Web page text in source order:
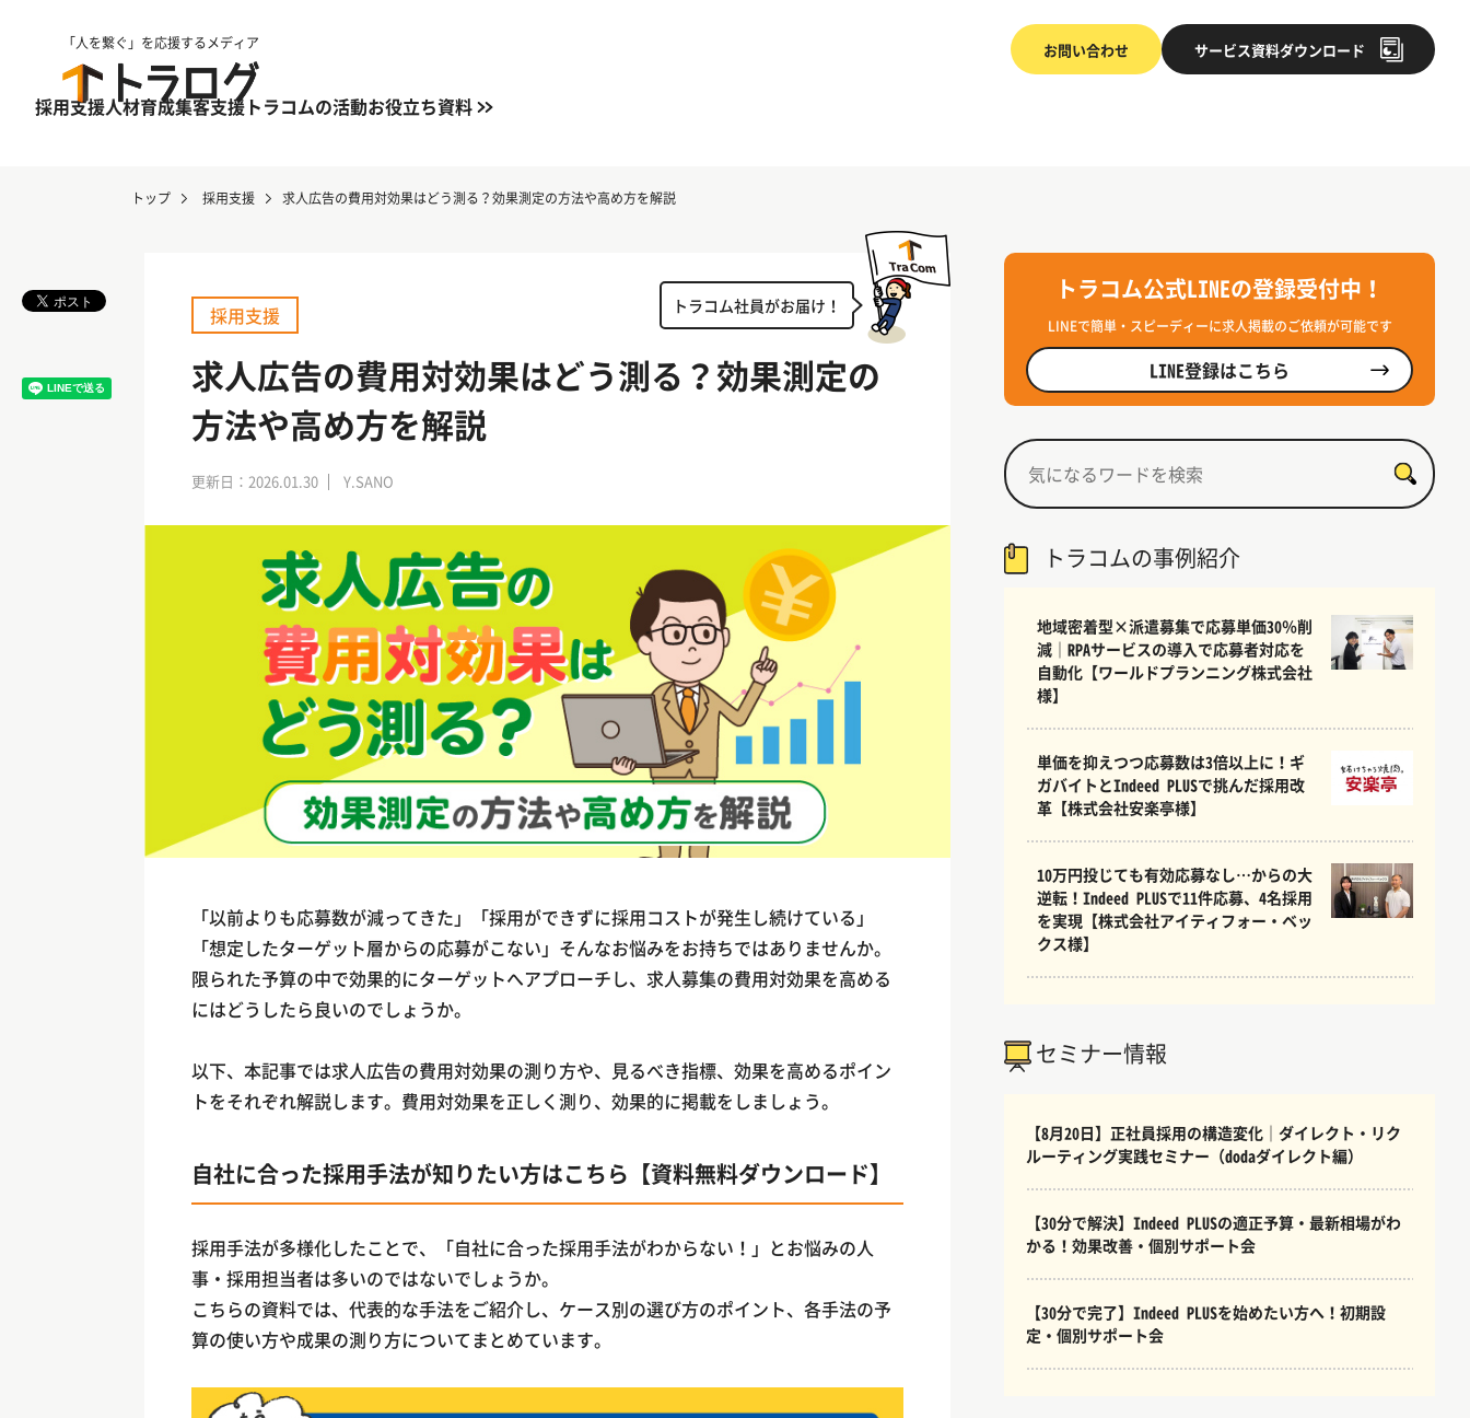
「人を繋ぐ」を応援するメディア お問い合わせ サービス資料ダウンロード
採用支援人材育成集客支援 トラコムの活動お役立ち資料
トップ 採用支援 求人広告の費用対効果はどう測る？効果測定の方法や高め方を解説
トラコム社員がお届け！
採用支援
求人広告の費用対効果はどう測る？効果測定の
方法や高め方を解説
更新日：2026.01.30 Y.SANO
「以前よりも応募数が減ってきた」「採用ができずに採用コストが発生し続けている」
「想定したターゲット層からの応募がこない」そんなお悩みをお持ちではありませんか。
限られた予算の中で効果的にターゲットへアプローチし、求人募集の費用対効果を高める
にはどうしたら良いのでしょうか。
以下、本記事では求人広告の費用対効果の測り方や、見るべき指標、効果を高めるポイン
トをそれぞれ解説します。費用対効果を正しく測り、効果的に掲載をしましょう。
自社に合った採用手法が知りたい方はこちら【資料無料ダウンロード】
採用手法が多様化したことで、「自社に合った採用手法がわからない！」とお悩みの人
事・採用担当者は多いのではないでしょうか。
こちらの資料では、代表的な手法をご紹介し、ケース別の選び方のポイント、各手法の予
算の使い方や成果の測り方についてまとめています。
トラコム公式LINEの登録受付中！
LINEで簡単・スピーディーに求人掲載のご依頼が可能です
LINE登録はこちら
トラコムの事例紹介
地域密着型×派遣募集で応募単価30％削
減｜RPAサービスの導入で応募者対応を
自動化【ワールドプランニング株式会社
様】
単価を抑えつつ応募数は3倍以上に！ギ
ガバイトとIndeed PLUSで挑んだ採用改
革【株式会社安楽亭様】
10万円投じても有効応募なし…からの大
逆転！Indeed PLUSで11件応募、4名採用
を実現【株式会社アイティフォー・ベッ
クス様】
セミナー情報
【8月20日】正社員採用の構造変化｜ダイレクト・リク
ルーティング実践セミナー（dodaダイレクト編）
【30分で解決】Indeed PLUSの適正予算・最新相場がわ
かる！効果改善・個別サポート会
【30分で完了】Indeed PLUSを始めたい方へ！初期設
定・個別サポート会